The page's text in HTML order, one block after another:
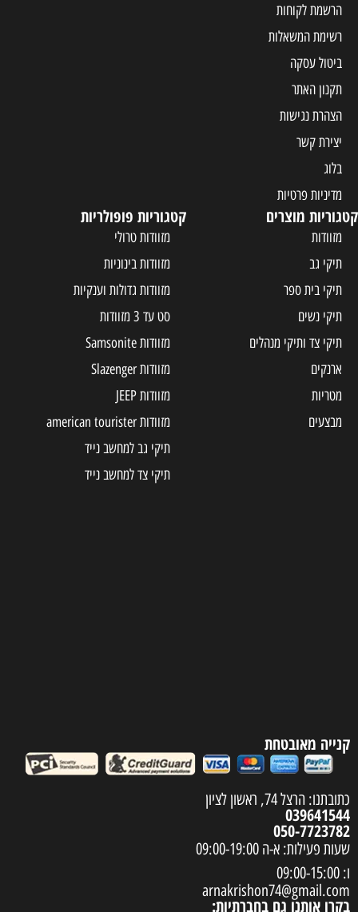
הרשמת לקוחות
רשימת המשאלות
ביטול עסקה
תקנון האתר
הצהרת נגישות
יצירת קשר
בלוג
מדיניות פרטיות
קטגוריות מוצרים
מזוודות
תיקי גב
תיקי בית ספר
תיקי נשים
תיקי צד ותיקי מנהלים
ארנקים
מטריות
מבצעים
קטגוריות פופולריות
מזוודות טרולי
מזוודות בינוניות
מזוודות גדולות וענקיות
סט עד 3 מזוודות
מזוודות Samsonite
מזוודות Slazenger
מזוודות JEEP
מזוודות american tourister
תיקי גב למחשב נייד
תיקי צד למחשב נייד
קנייה מאובטחת
כתובתנו: הרצל 74, ראשון לציון
039641544
050-7723782
שעות פעילות: א-ה 09:00-19:00
ו: 09:00-15:00
arnakrishon74@gmail.com
בקרו אותנו גם בחברתיות: